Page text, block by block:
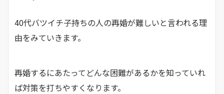
40代バツイチ子持ちの人の再婚が難しいと言われる理
由をみていきます。
再婚するにあたってどんな困難があるかを知っていれ
ば対策を打ちやすくなります。